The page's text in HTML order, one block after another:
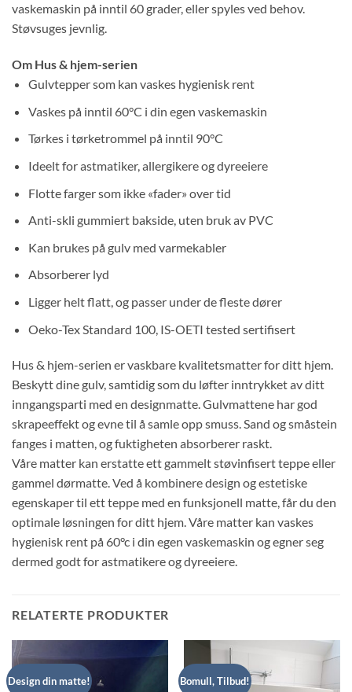
vaskemaskin på inntil 60 grader, eller spyles ved behov.
Støvsuges jevnlig.
Om Hus & hjem-serien
Gulvtepper som kan vaskes hygienisk rent
Vaskes på inntil 60°C i din egen vaskemaskin
Tørkes i tørketrommel på inntil 90°C
Ideelt for astmatiker, allergikere og dyreeiere
Flotte farger som ikke «fader» over tid
Anti-skli gummiert bakside, uten bruk av PVC
Kan brukes på gulv med varmekabler
Absorberer lyd
Ligger helt flatt, og passer under de fleste dører
Oeko-Tex Standard 100, IS-OETI tested sertifisert
Hus & hjem-serien er vaskbare kvalitetsmatter for ditt hjem.
Beskytt dine gulv, samtidig som du løfter inntrykket av ditt
inngangsparti med en designmatte. Gulvmattene har god
skrapeeffekt og evne til å samle opp smuss. Sand og småstein
fanges i matten, og fuktigheten absorberer raskt.
Våre matter kan erstatte ett gammelt støvinfisert teppe eller
gammel dørmatte. Ved å kombinere design og estetiske
egenskaper til ett teppe med en funksjonell matte, får du den
optimale løsningen for ditt hjem. Våre matter kan vaskes
hygienisk rent på 60°c i din egen vaskemaskin og egner seg
dermed godt for astmatikere og dyreeiere.
RELATERTE PRODUKTER
Design din matte! Bomull, Tilbud!